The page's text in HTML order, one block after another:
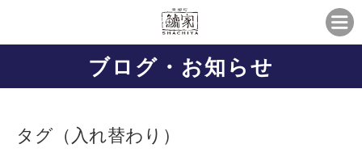
ブログ・お知らせ
タグ（入れ替わり）